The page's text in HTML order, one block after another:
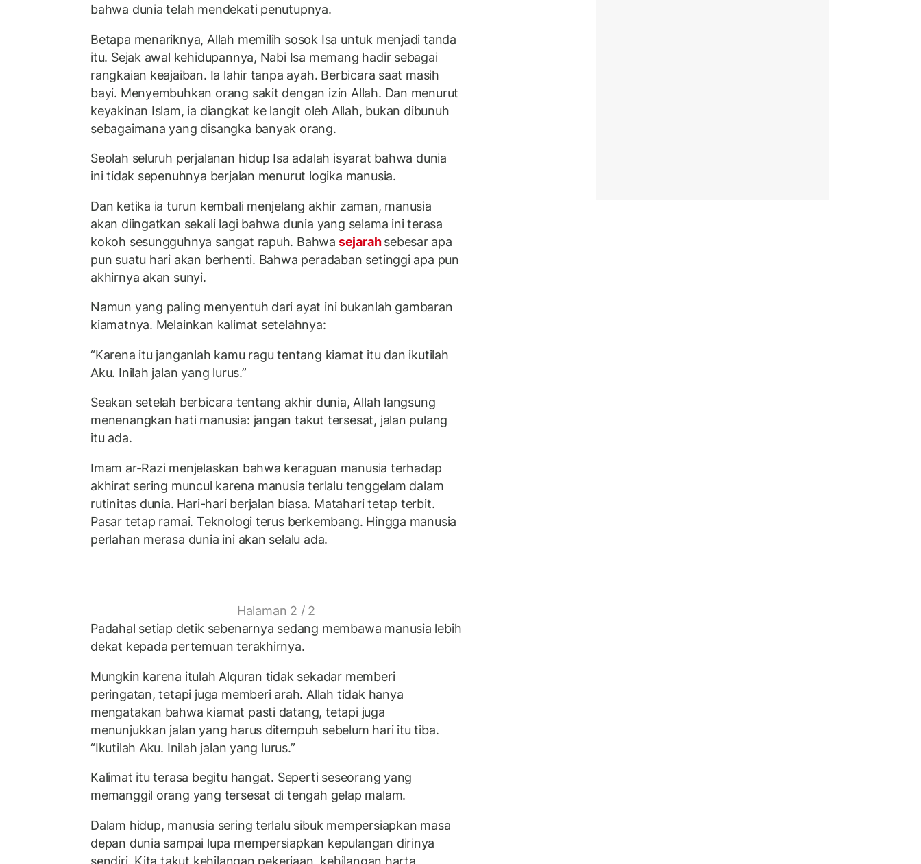
bahwa dunia telah mendekati penutupnya.
Betapa menariknya, Allah memilih sosok Isa untuk menjadi tanda
itu. Sejak awal kehidupannya, Nabi Isa memang hadir sebagai
rangkaian keajaiban. Ia lahir tanpa ayah. Berbicara saat masih
bayi. Menyembuhkan orang sakit dengan izin Allah. Dan menurut
keyakinan Islam, ia diangkat ke langit oleh Allah, bukan dibunuh
sebagaimana yang disangka banyak orang.
Seolah seluruh perjalanan hidup Isa adalah isyarat bahwa dunia
ini tidak sepenuhnya berjalan menurut logika manusia.
Dan ketika ia turun kembali menjelang akhir zaman, manusia
akan diingatkan sekali lagi bahwa dunia yang selama ini terasa
kokoh sesungguhnya sangat rapuh. Bahwa sejarahsebesar apa
pun suatu hari akan berhenti. Bahwa peradaban setinggi apa pun
akhirnya akan sunyi.
Namun yang paling menyentuh dari ayat ini bukanlah gambaran
kiamatnya. Melainkan kalimat setelahnya:
“Karena itu janganlah kamu ragu tentang kiamat itu dan ikutilah
Aku. Inilah jalan yang lurus.”
Seakan setelah berbicara tentang akhir dunia, Allah langsung
menenangkan hati manusia: jangan takut tersesat, jalan pulang
itu ada.
Imam ar-Razi menjelaskan bahwa keraguan manusia terhadap
akhirat sering muncul karena manusia terlalu tenggelam dalam
rutinitas dunia. Hari-hari berjalan biasa. Matahari tetap terbit.
Pasar tetap ramai. Teknologi terus berkembang. Hingga manusia
perlahan merasa dunia ini akan selalu ada.
Halaman 2 / 2
Padahal setiap detik sebenarnya sedang membawa manusia lebih
dekat kepada pertemuan terakhirnya.
Mungkin karena itulah Alquran tidak sekadar memberi
peringatan, tetapi juga memberi arah. Allah tidak hanya
mengatakan bahwa kiamat pasti datang, tetapi juga
menunjukkan jalan yang harus ditempuh sebelum hari itu tiba.
“Ikutilah Aku. Inilah jalan yang lurus.”
Kalimat itu terasa begitu hangat. Seperti seseorang yang
memanggil orang yang tersesat di tengah gelap malam.
Dalam hidup, manusia sering terlalu sibuk mempersiapkan masa
depan dunia sampai lupa mempersiapkan kepulangan dirinya
sendiri. Kita takut kehilangan pekerjaan, kehilangan harta,